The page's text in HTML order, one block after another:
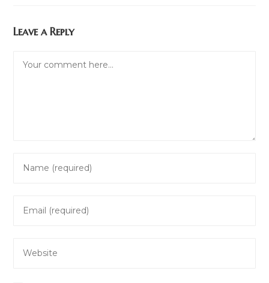
Leave a Reply
your
comment
your
address
your